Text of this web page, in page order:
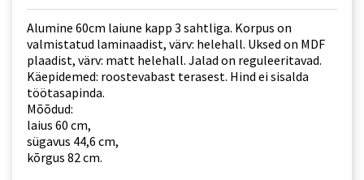
Alumine 60cm laiune kapp 3 sahtliga. Korpus on
valmistatud laminaadist, värv: helehall. Uksed on MDF
plaadist, värv: matt helehall. Jalad on reguleeritavad.
Käepidemed: roostevabast terasest. Hind ei sisalda
töötasapinda.
Mõõdud:
laius 60 cm,
sügavus 44,6 cm,
kõrgus 82 cm.